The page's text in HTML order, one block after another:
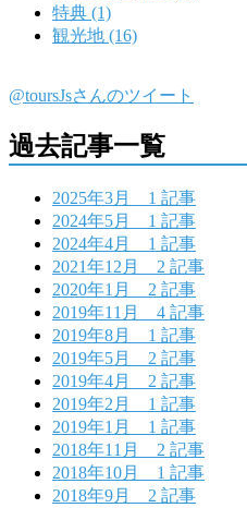
特典 (1)
観光地 (16)
@toursJsさんのツイート
過去記事一覧
2025年3月 1 記事
2024年5月 1 記事
2024年4月 1 記事
2021年12月 2 記事
2020年1月 2 記事
2019年11月 4 記事
2019年8月 1 記事
2019年5月 2 記事
2019年4月 2 記事
2019年2月 1 記事
2019年1月 1 記事
2018年11月 2 記事
2018年10月 1 記事
2018年9月 2 記事